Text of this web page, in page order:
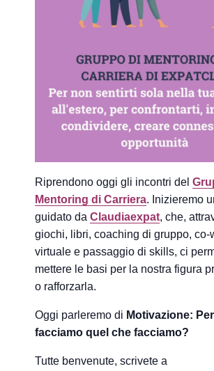
Riprendono oggi gli incontri del
Mentoring di Carriera. Inizieremo
guidato daClaudiaexpat, che,
giochi, l ibri, coaching di gruppo, co-
virtuale e passaggio di skills,ci
mettere le basi per la nostra figura
o rafforzarla.
Oggi parleremo di Motivazione:
facciamo quel che facciamo?
Tutte benvenute, scrivete a